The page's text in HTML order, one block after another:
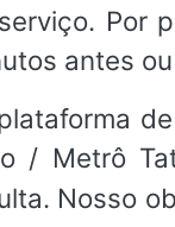
Por
antes
/ Metrô
Nosso